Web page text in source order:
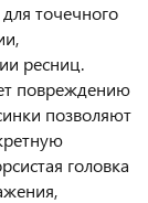
точечного
ресниц.
повреждению
позволяют
головка